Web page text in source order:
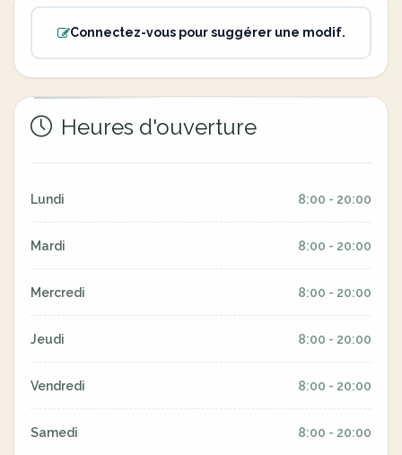
Connectez-vous pour suggérer une modif.
Heures d'ouverture
Lundi 8:00 - 20:00
Mardi 8:00 - 20:00
Mercredi 8:00 - 20:00
Jeudi 8:00 - 20:00
Vendredi 8:00 - 20:00
Samedi 8:00 - 20:00